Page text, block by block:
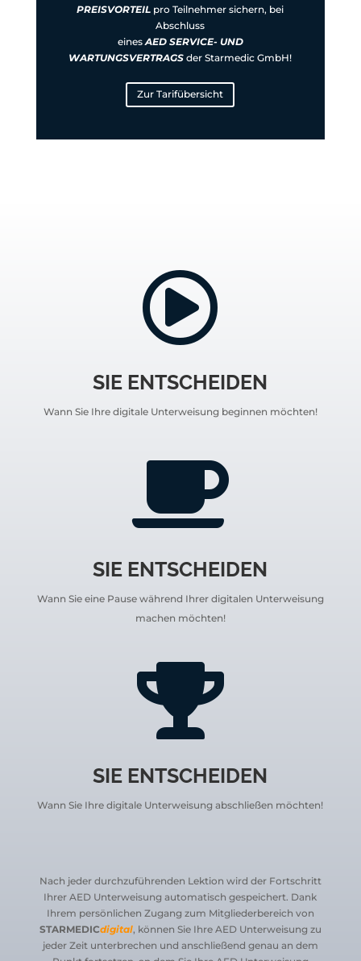
PREISVORTEIL pro Teilnehmer sichern, bei
Abschluss
eines AED SERVICE- UND
WARTUNGSVERTRAGS der Starmedic GmbH!
Zur Tarifübersicht

SIE ENTSCHEIDEN
Wann Sie Ihre digitale Unterweisung beginnen möchten!

SIE ENTSCHEIDEN
Wann Sie eine Pause während Ihrer digitalen Unterweisung
machen möchten!

SIE ENTSCHEIDEN
Wann Sie Ihre digitale Unterweisung abschließen möchten!
Nach jeder durchzuführenden Lektion wird der Fortschritt
Ihrer AED Unterweisung automatisch gespeichert. Dank
Ihrem persönlichen Zugang zum Mitgliederbereich von
STARMEDICdigital, können Sie Ihre AED Unterweisung zu
jeder Zeit unterbrechen und anschließend genau an dem